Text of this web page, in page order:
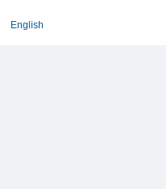
English